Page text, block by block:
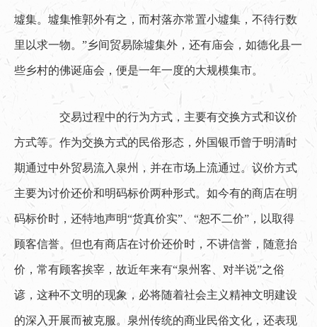
墟集。墟集惟郭外有之，而村落亦常置小墟集，不待行数
里以求一物。”乡间贸易除墟集外，还有庙会，如德化县一
些乡村的佛诞庙会，便是一年一度的大规模集市。
交易过程中的行为方式，主要有交换方式和议价
方式等。作为交换方式的民俗形态，外国银币曾于明清时
期通过中外贸易流入泉州，并在市场上流通过。议价方式
主要为讨价还价和明码标价两种形式。如今有的商店在明
码标价时，还特地声明“货真价实”、“恕不二价”，以取得
顾客信誉。但也有商店在讨价还价时，不讲信誉，随意抬
价，常有顾客挨宰，故近年来有“泉州客、对半说”之俗
谚，这种不文明的现象，必将随着社会主义精神文明建设
的深入开展而被克服。泉州传统的商业民俗文化，还表现